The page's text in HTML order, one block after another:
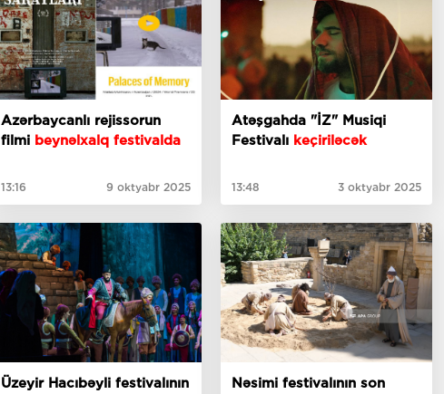
Azərbaycanlı rejissorun
filmibeynəlxalq festivalda
13:16 9 oktyabr 2025
Atəşgahda "İZ" Musiqi
Festivalı keçiriləcək
13:48 3 oktyabr 2025
Üzeyir Hacıbəyli festivalının
Nəsimi festivalının son